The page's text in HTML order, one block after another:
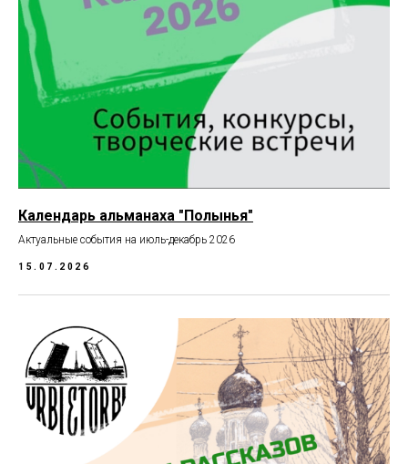
Календарь альманаха "Полынья"
Актуальные события на июль-декабрь 2026
15.07.2026